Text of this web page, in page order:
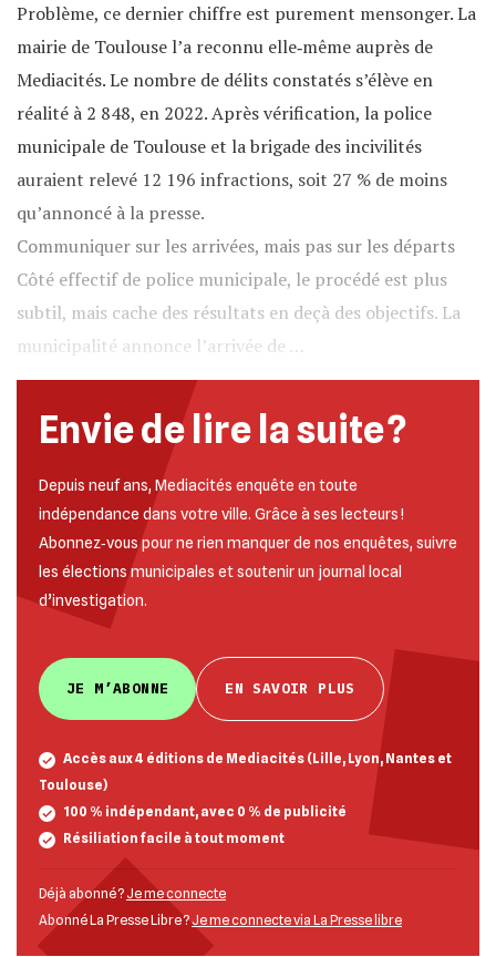
Problème, ce dernier chiffre est purement mensonger. La
mairie de Toulouse l’a reconnu elle‐même auprès de
Mediacités. Le nombre de délits constatés s’élève en
réalité à 2 848, en 2022. Après vérification, la police
municipale de Toulouse et la brigade des incivilités
auraient relevé 12 196 infractions, soit 27 % de moins
qu’annoncé à la presse.
Communiquer sur les arrivées, mais pas sur les départs
Côté effectif de police municipale, le procédé est plus
subtil, mais cache des résultats en deçà des objectifs. La
municipalité annonce l’arrivée de …
Envie de lire la suite ?
Depuis neuf ans, Mediacités enquête en toute
indépendance dans votre ville. Grâce à ses lecteurs !
Abonnez‐vous pour ne rien manquer de nos enquêtes, suivre
les élections municipales et soutenir un journal local
d’investigation.
JE M’ABONNE EN SAVOIR PLUS
Accès aux 4 éditions de Mediacités (Lille, Lyon, Nantes et
Toulouse)
100 % indépendant, avec 0 % de publicité
Résiliation facile à tout moment
Déjà abonné ? Je me connecte
Abonné La Presse Libre ?Je me connecte via La Presse libre